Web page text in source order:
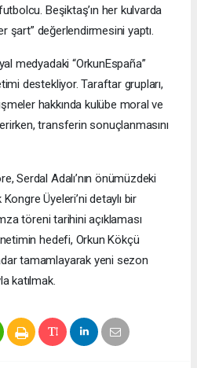
Beşiktaş’ın her kulvarda
şart” değerlendirmesini yaptı.
medyadaki “OrkunEspaña”
destekliyor. Taraftar grupları,
hakkında kulübe moral ve
transferin sonuçlanmasını
Serdal Adalı’nın önümüzdeki
Üyeleri’ni detaylı bir
töreni tarihini açıklaması
hedefi, Orkun Kökçü
tamamlayarak yeni sezon
katılmak.